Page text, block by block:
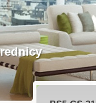
-
Zadatku